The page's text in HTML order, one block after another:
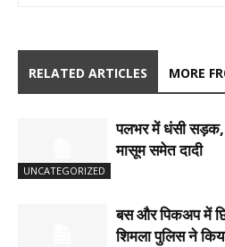
RELATED ARTICLES MORE
UNCATEGORIZED
पलभर में धंसी सड़क,
मासूम समेत दादी
बस और पिकअप में
शिमला पुलिस ने